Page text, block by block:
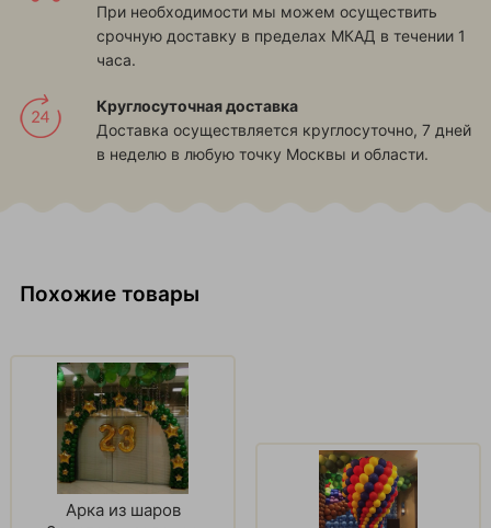
При необходимости мы можем осуществить
срочную доставку в пределах МКАД в течении 1
часа.
Круглосуточная доставка
Доставка осуществляется круглосуточно, 7 дней
в неделю в любую точку Москвы и области.
Похожие товары
Арка из шаров